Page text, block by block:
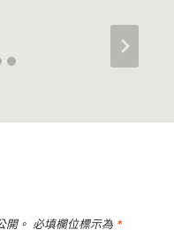
開。 必填欄位標示為 *